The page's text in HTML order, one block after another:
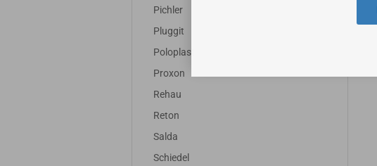
Pichler
Pluggit
Poloplast
Proxon
Rehau
Reton
Salda
Schiedel